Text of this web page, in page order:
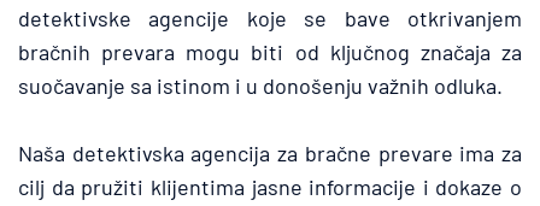
detektivske agencije koje se bave otkrivanjem
bračnih prevara mogu biti od ključnog značaja za
suočavanje sa istinom i u donošenju važnih odluka.
Naša detektivska agencija za bračne prevare ima za
cilj da pružiti klijentima jasne informacije i dokaze o